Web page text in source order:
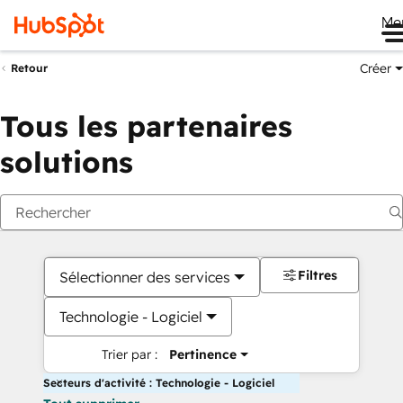
Retour Créer
Tous les partenaires
solutions
Sélectionner des services
Technologie - Logiciel
Trier par : Pertinence
Filtres
Secteurs d'activité : Technologie - Logiciel